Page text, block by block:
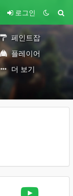
로그인
페인트잡
플레이어
더 보기